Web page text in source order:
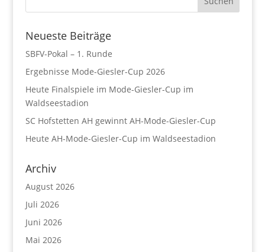
Neueste Beiträge
SBFV-Pokal – 1. Runde
Ergebnisse Mode-Giesler-Cup 2026
Heute Finalspiele im Mode-Giesler-Cup im
Waldseestadion
SC Hofstetten AH gewinnt AH-Mode-Giesler-Cup
Heute AH-Mode-Giesler-Cup im Waldseestadion
Archiv
August 2026
Juli 2026
Juni 2026
Mai 2026